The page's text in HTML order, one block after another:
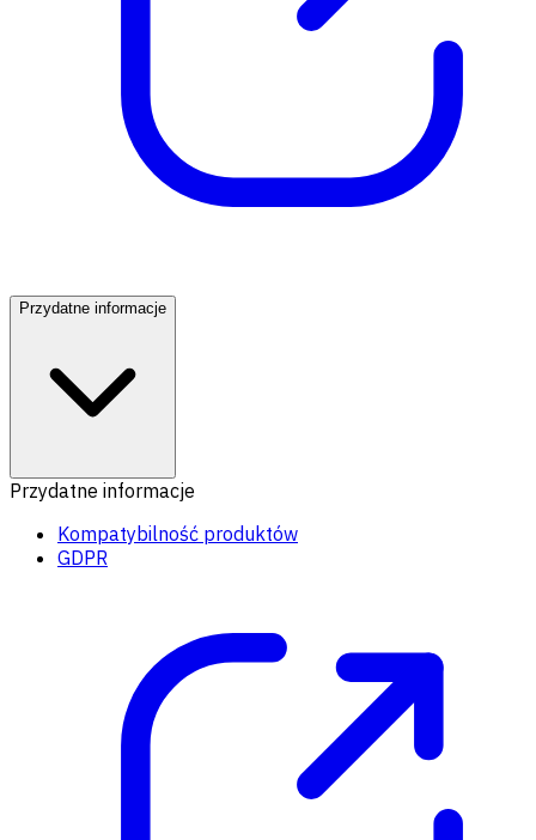
Przydatne informacje
Przydatne informacje
Kompatybilność produktów
GDPR